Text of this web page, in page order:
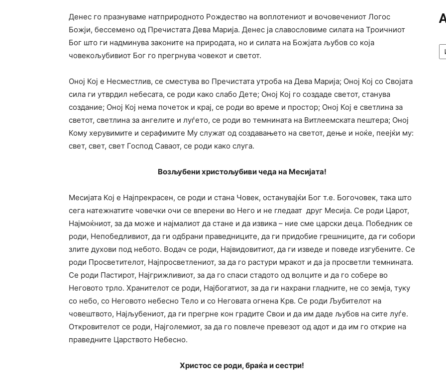
Денес го празнуваме натприродното Рождество на воплотениот и вочовечениот Логос
Божји, бессемено од Пречистата Дева Марија. Денес ја славословиме силата на Троичниот
Бог што ги надминува законите на природата, но и силата на Божјата љубов со која
човекољубивиот Бог го прегрнува човекот и светот.
Оној Кој е Несместлив, се сместува во Пречистата утроба на Дева Марија; Оној Кој со Својата
сила ги утврдил небесата, се роди како слабо Дете; Оној Кој го создаде светот, станува
создание; Оној Кој нема почеток и крај, се роди во време и простор; Оној Кој е светлина за
светот, светлина за ангелите и луѓето, се роди во темнината на Витлеемската пештера; Оној
Кому херувимите и серафимите Му служат од создавањето на светот, дење и ноќе, пеејќи му:
свет, свет, свет Господ Саваот, се роди како слуга.
Возљубени христољубиви чеда на Месијата!
Месијата Кој е Најпрекрасен, се роди и стана Човек, останувајќи Бог т.е. Богочовек, така што
сега натежнатите човечки очи се вперени во Него и не гледаат друг Месија. Се роди Царот,
Најмоќниот, за да може и најмалиот да стане и да извика – ние сме царски деца. Победник се
роди, Непобедливиот, да ги одбрани праведниците, да ги придобие грешниците, да ги собори
злите духови под небото. Водач се роди, Највидовитиот, да ги изведе и поведе изгубените. Се
роди Просветителот, Најпросветлениот, за да го растури мракот и да ја просветли темнината.
Се роди Пастирот, Најгрижливиот, за да го спаси стадото од волците и да го собере во
Неговото трло. Хранителот се роди, Најбогатиот, за да ги нахрани гладните, не со земја, туку
со небо, со Неговото небесно Тело и со Неговата огнена Крв. Се роди Љубителот на
човештвото, Најљубениот, да ги прегрне кон градите Свои и да им даде љубов на сите луѓе.
Откровителот се роди, Најголемиот, за да го повлече превезот од адот и да им го открие на
праведните Царството Небесно.
Христос се роди, браќа и сестри!